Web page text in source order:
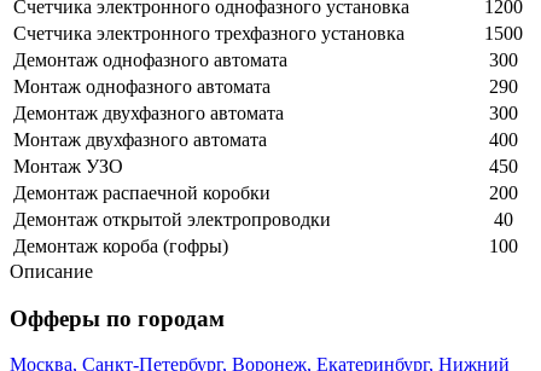
Счетчика электронного однофазного установка
1200
Счетчика электронного трехфазного установка
1500
Демонтаж однофазного автомата
300
Монтаж однофазного автомата
290
Демонтаж двухфазного автомата
300
Монтаж двухфазного автомата
400
Монтаж УЗО
450
Демонтаж распаечной коробки
200
Демонтаж открытой электропроводки
40
Демонтаж короба (гофры)
100
Описание
Офферы по городам
Москва, Санкт-Петербург, Воронеж, Екатеринбург, Нижний